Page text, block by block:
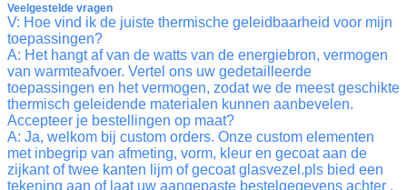
Veelgestelde vragen
V: Hoe vind ik de juiste thermische geleidbaarheid voor mijn
toepassingen?
A: Het hangt af van de watts van de energiebron, vermogen
van warmteafvoer. Vertel ons uw gedetailleerde
toepassingen en het vermogen, zodat we de meest geschikte
thermisch geleidende materialen kunnen aanbevelen.
Accepteer je bestellingen op maat?
A: Ja, welkom bij custom orders. Onze custom elementen
met inbegrip van afmeting, vorm, kleur en gecoat aan de
zijkant of twee kanten lijm of gecoat glasvezel.pls bied een
tekening aan of laat uw aangepaste bestelgegevens achter .